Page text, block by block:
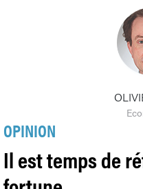
OPINION
Il est temps de